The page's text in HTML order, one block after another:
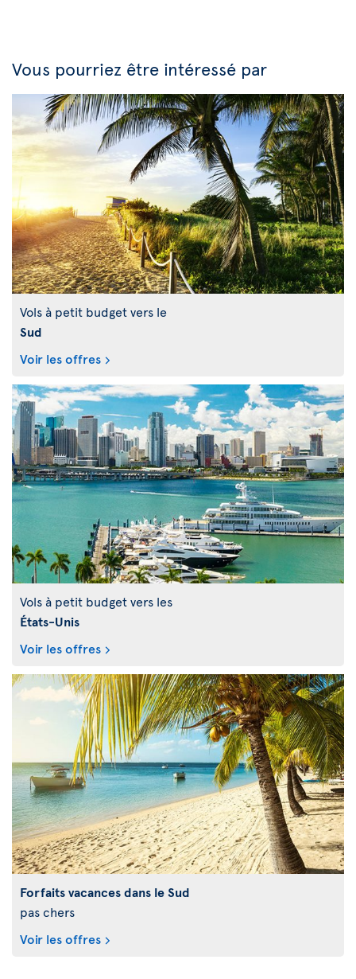
Vous pourriez être intéressé par
Vols à petit budget vers le
Sud
Voir les offres
Vols à petit budget vers les
États-Unis
Voir les offres
Forfaits vacances dans le Sud
pas chers
Voir les offres